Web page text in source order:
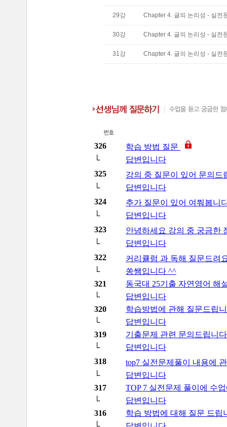
29강 Chapter 4. 글의 논리성 - 실전
30강 Chapter 4. 글의 논리성 - 실전
31강 Chapter 4. 글의 논리성 - 실전